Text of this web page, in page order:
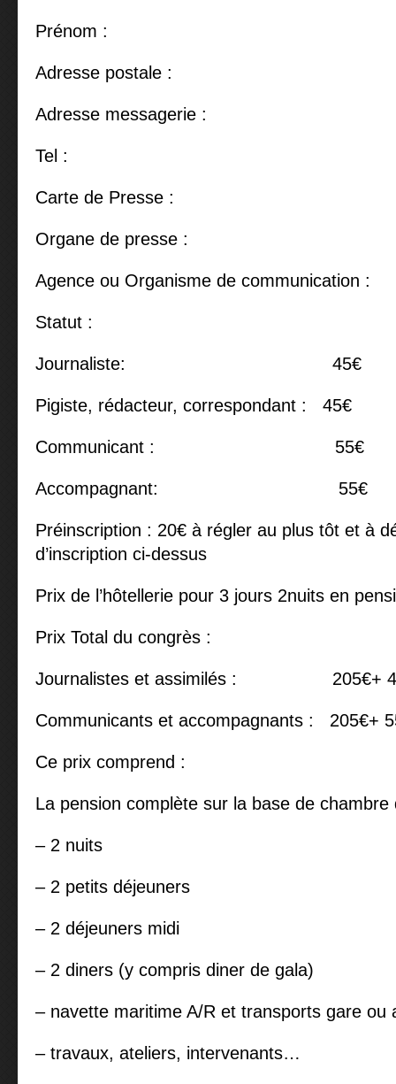
Prénom :
Adresse postale :
Adresse messagerie :
Tel :
Carte de Presse :
Organe de presse :
Agence ou Organisme de communication :
Statut :
Journaliste: 45€
Pigiste, rédacteur, correspondant : 45€
Communicant : 55€
Accompagnant: 55€
Préinscription : 20€ à régler au plus tôt et à
d’inscription ci-dessus
Prix de l’hôtellerie pour 3 jours 2nuits en
Prix Total du congrès :
Journalistes et assimilés : 205€+
Communicants et accompagnants : 205€+
Ce prix comprend :
La pension complète sur la base de chambre
– 2 nuits
– 2 petits déjeuners
– 2 déjeuners midi
– 2 diners (y compris diner de gala)
– navette maritime A/R et transports gare ou
– travaux, ateliers, intervenants…